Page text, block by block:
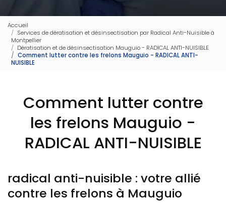
Accueil
Services de dératisation et désinsectisation par Radical Anti-Nuisible à
Montpellier
Dératisation et de désinsectisation Mauguio - RADICAL ANTI-NUISIBLE
Comment lutter contre les frelons Mauguio - RADICAL ANTI-
NUISIBLE
Comment lutter contre
les frelons Mauguio -
RADICAL ANTI-NUISIBLE
radical anti-nuisible : votre allié
contre les frelons à Mauguio